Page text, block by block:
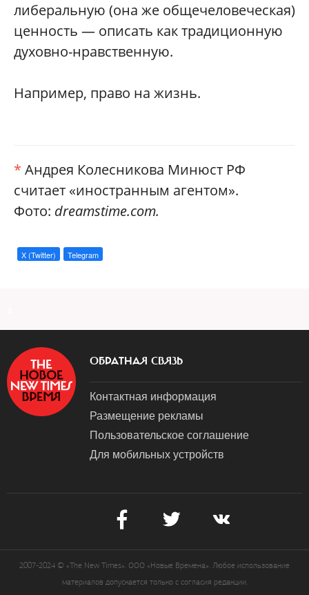
либеральную (она же общечеловеческая)
ценность — описать как традиционную
духовно-­нравственную.
Например, право на жизнь.
* Андрея Колесникова Минюст РФ
считает «иностранным агентом».
Фото: dreamstime.com.
X (Twitter) Telegram
ОБРАТНАЯ СВЯЗЬ
Контактная информация
Размещение рекламы
Пользовательское соглашение
Для мобильных устройств
2007-2024 © «The New Times». ООО «Новые Времена». Любое использование
материалов допускается только с согласия редакции.